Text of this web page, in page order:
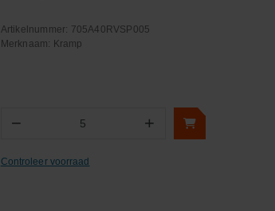
Artikelnummer: 705A40RVSP005
Merknaam: Kramp
− +
Controleer voorraad